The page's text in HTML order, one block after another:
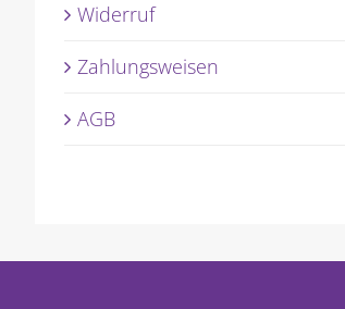
Widerruf
Zahlungsweisen
AGB